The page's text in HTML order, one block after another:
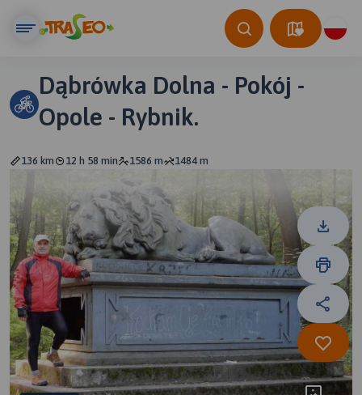
Dąbrówka Dolna - Pokój -
Opole - Rybnik.
136 km 12 h 58 min 1586 m 1484 m